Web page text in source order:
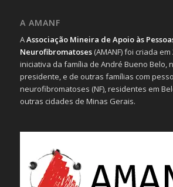
A AMANF
AAssociação Mineira de Apoio às
Neurofibromatoses(AMANF) foi criada
iniciativa da família de André Bueno Belo,
presidente, e de outras famílias com
neurofibromatoses (NF), residentes em
outras cidades de Minas Gerais.